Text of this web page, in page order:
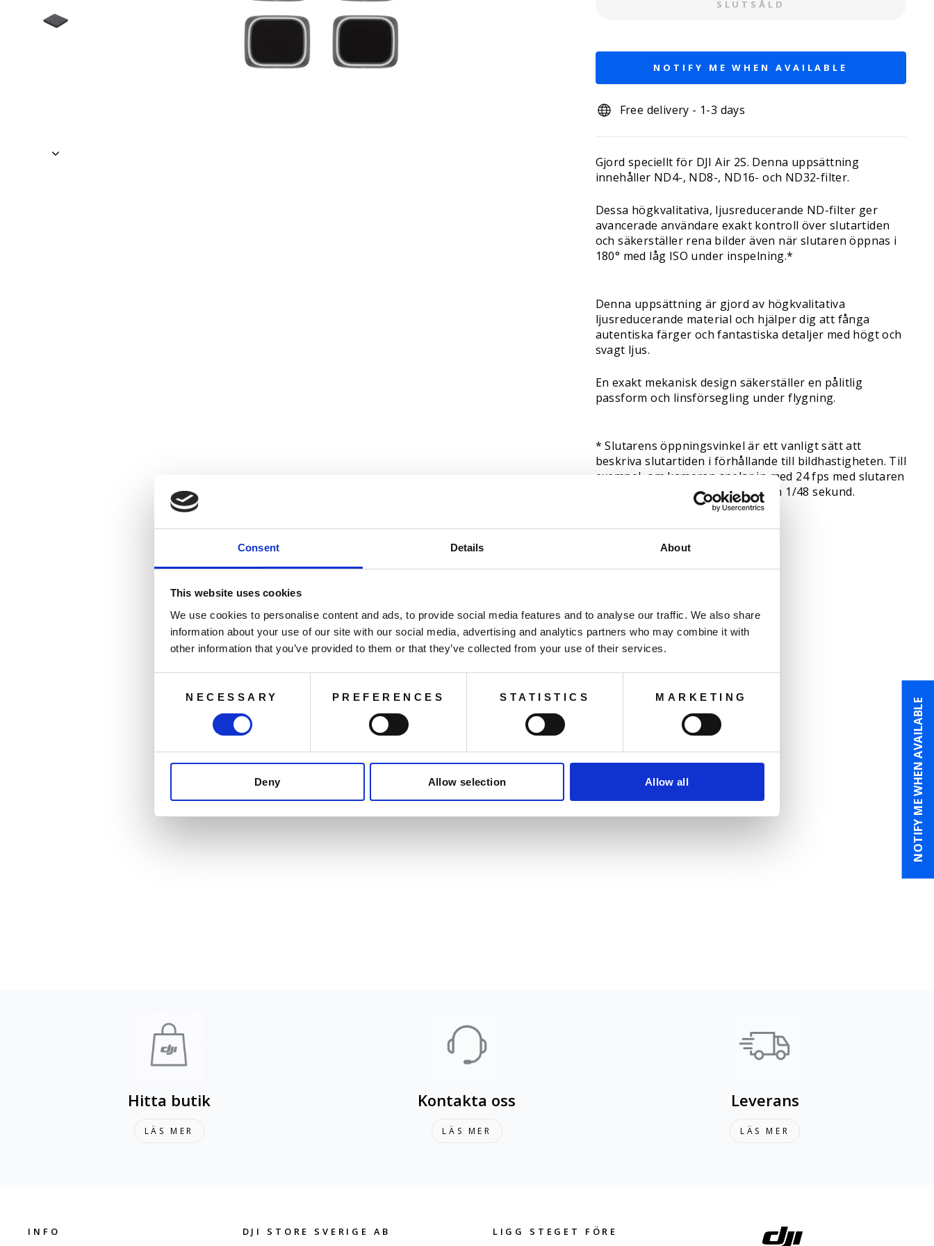
Consent Details About
This website uses cookies
We use cookies to personalise content and ads, to provide social media features and to analyse our traffic. We also share
information about your use of our site with our social media, advertising and analytics partners who may combine it with
other information that you’ve provided to them or that they’ve collected from your use of their services.
SelectionNECESSARY PREFERENCES STATISTICS MARKETING
Deny Allow selection Allow all
SLUTSÅLD
NOTIFY ME WHEN AVAILABLE
Free delivery - 1-3 days
Gjord speciellt för DJI Air 2S. Denna uppsättning
innehåller ND4-, ND8-, ND16- och ND32-filter.
Dessa högkvalitativa, ljusreducerande ND-filter ger
avancerade användare exakt kontroll över slutartiden
och säkerställer rena bilder även när slutaren öppnas i
180° med låg ISO under inspelning.*
Denna uppsättning är gjord av högkvalitativa
ljusreducerande material och hjälper dig att fånga
autentiska färger och fantastiska detaljer med högt och
svagt ljus.
En exakt mekanisk design säkerställer en pålitlig
passform och linsförsegling under flygning.
* Slutarens öppningsvinkel är ett vanligt sätt att
beskriva slutartiden i förhållande till bildhastigheten. Till
exempel, om kameran spelar in med 24 fps med slutaren
öppen i 180°, är exponeringstiden 1/48 sekund.
You may also like
Slutsåld
Hitta butik
LÄS MER
Kontakta oss
LÄS MER
Leverans
LÄS MER
INFO DJI STORE SVERIGE AB LIGG STEGET FÖRE
NOTIFY ME WHEN AVAILABLE